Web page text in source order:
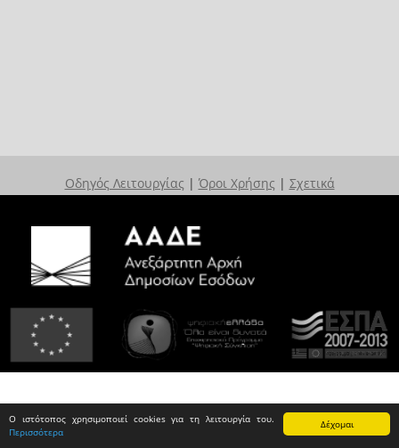
Δέχομαι
Ο ιστότοπος χρησιμοποιεί cookies για τη λειτουργία του.
Περισσότερα
Οδηγός Λειτουργίας | Όροι Χρήσης | Σχετικά